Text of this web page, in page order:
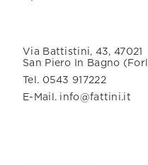
Via Battistini, 43, 47021
San Piero In Bagno
Tel. 0543 917222
E-Mail. info@fattini.it